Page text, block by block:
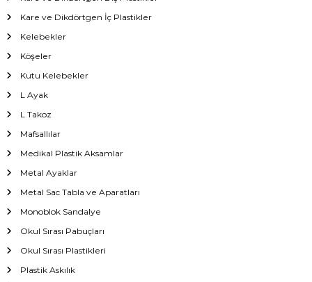
Kare ve Dikdörtgen İç Plastikler
Kelebekler
Köşeler
Kutu Kelebekler
L Ayak
L Takoz
Mafsallılar
Medikal Plastik Aksamlar
Metal Ayaklar
Metal Sac Tabla ve Aparatları
Monoblok Sandalye
Okul Sırası Pabuçları
Okul Sırası Plastikleri
Plastik Askılık